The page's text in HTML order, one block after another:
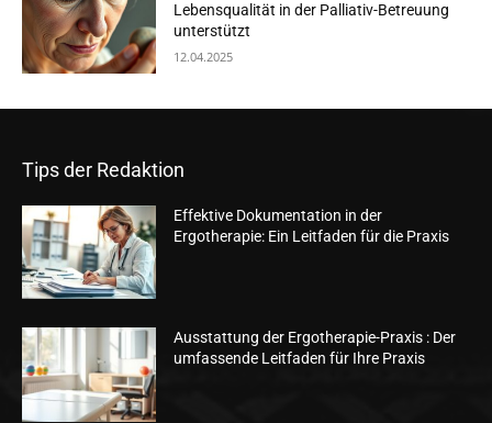
Lebensqualität in der Palliativ-Betreuung
unterstützt
12.04.2025
Tips der Redaktion
Effektive Dokumentation in der
Ergotherapie: Ein Leitfaden für die Praxis
Ausstattung der Ergotherapie-Praxis : Der
umfassende Leitfaden für Ihre Praxis